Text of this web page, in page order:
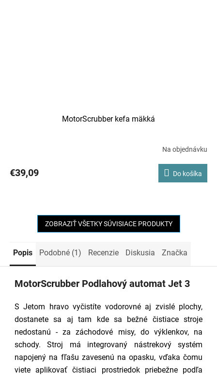
MotorScrubber kefa mäkká
Na objednávku
€39,09 Do košíka
ZOBRAZIŤ VŠETKY SÚVISIACE PRODUKTY
Popis Podobné (1) Recenzie Diskusia Značka
MotorScrubber Podlahový automat Jet 3
S Jetom hravo vyčistíte vodorovné aj zvislé plochy,
dostanete sa aj tam kde sa bežné čistiace stroje
nedostanú - za záchodové misy, do výklenkov, na
schody. Stroj má integrovaný nástrekový systém
napojený na fľašu zavesenú na opasku, vďaka čomu
viete aplikovať čistiaci prostriedok priebežne podľa